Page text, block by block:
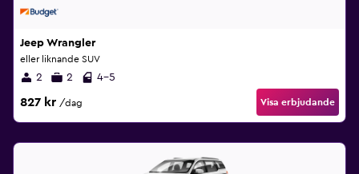
Jeep Wrangler
eller liknande SUV
2 2 4-5
827 kr /dag Visa erbjudande